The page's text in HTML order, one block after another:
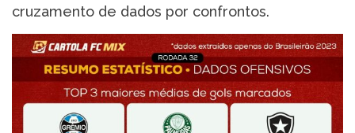
cruzamento de dados por confrontos.